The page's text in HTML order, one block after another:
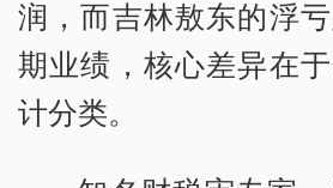
润，而吉林敖东的浮
期业绩，核心差异在
计分类。